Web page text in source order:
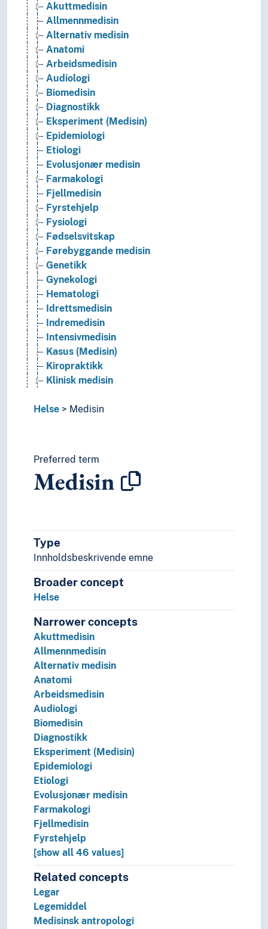
Akuttmedisin
Allmennmedisin
Alternativ medisin
Anatomi
Arbeidsmedisin
Audiologi
Biomedisin
Diagnostikk
Eksperiment (Medisin)
Epidemiologi
Etiologi
Evolusjonær medisin
Farmakologi
Fjellmedisin
Fyrstehjelp
Fysiologi
Fødselsvitskap
Førebyggande medisin
Genetikk
Gynekologi
Hematologi
Idrettsmedisin
Indremedisin
Intensivmedisin
Kasus (Medisin)
Kiropraktikk
Klinisk medisin
Medisinhistorie
Medisinsk teknologi
Militærmedisin
Patogen
Patologi
Psykiatri
Rettsmedisin
Screening (Medisin)
Sexologi
Sosialmedisin
Telemedisin
Veterinærmedisin
Odontologi
Pleie
Psykisk helse
Sjukdomar
Terapi
Helse Medisin
Preferred term
Medisin
Type
Innholdsbeskrivende emne
Broader concept
Helse
Narrower concepts
Akuttmedisin
Allmennmedisin
Alternativ medisin
Anatomi
Arbeidsmedisin
Audiologi
Biomedisin
Diagnostikk
Eksperiment (Medisin)
Epidemiologi
Etiologi
Evolusjonær medisin
Farmakologi
Fjellmedisin
Fyrstehjelp
[show all 46 values]
Related concepts
Legar
Legemiddel
Medisinsk antropologi